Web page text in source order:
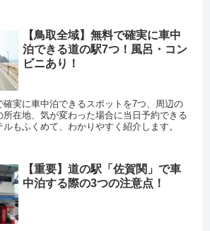
【鳥取全域】無料で確実に車中
泊できる道の駅7つ！風呂・コン
ビニあり！
確実に車中泊できるスポットを7つ、周辺の
所在地、気が変わった場合に当日予約できる
もふくめて、わかりやすく紹介します。
【重要】道の駅「佐賀関」で車
中泊する際の3つの注意点！